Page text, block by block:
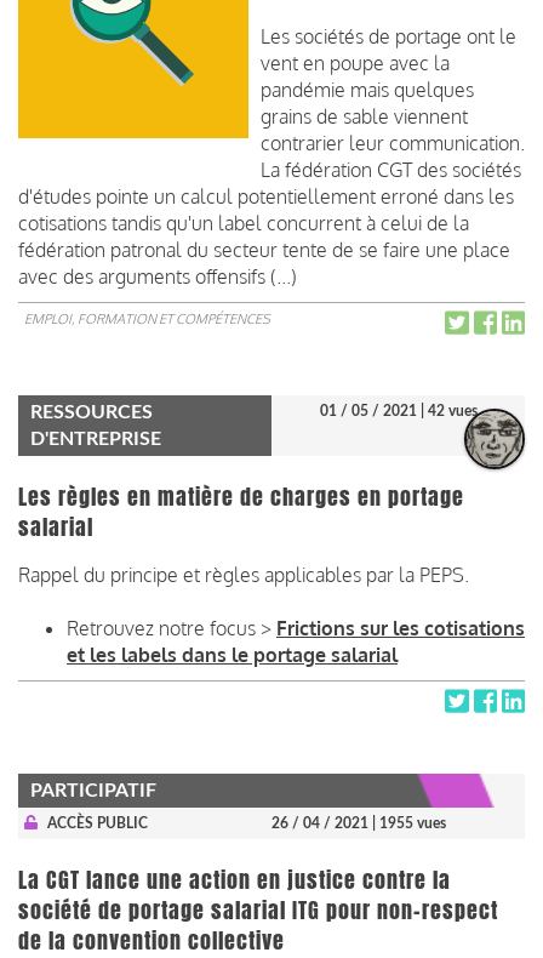
Les sociétés de portage ont le
vent en poupe avec la
pandémie mais quelques
grains de sable viennent
contrarier leur communication.
La fédération CGT des sociétés
d'études pointe un calcul potentiellement erroné dans les
cotisations tandis qu'un label concurrent à celui de la
fédération patronal du secteur tente de se faire une place
avec des arguments offensifs (...)
EMPLOI, FORMATION ET COMPÉTENCES
RESSOURCES
D'ENTREPRISE
01 / 05 / 2021 | 42 vues
Les règles en matière de charges en portage
salarial
Rappel du principe et règles applicables par la PEPS.
Retrouvez notre focus > Frictions sur les cotisations
et les labels dans le portage salarial
PARTICIPATIF
ACCÈS PUBLIC 26 / 04 / 2021 | 1955 vues
La CGT lance une action en justice contre la
société de portage salarial ITG pour non-respect
de la convention collective